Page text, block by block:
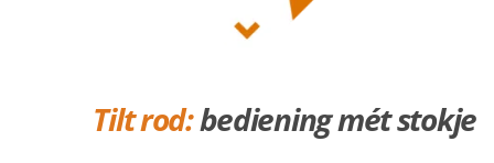
Tilt rod:bediening mét stokje